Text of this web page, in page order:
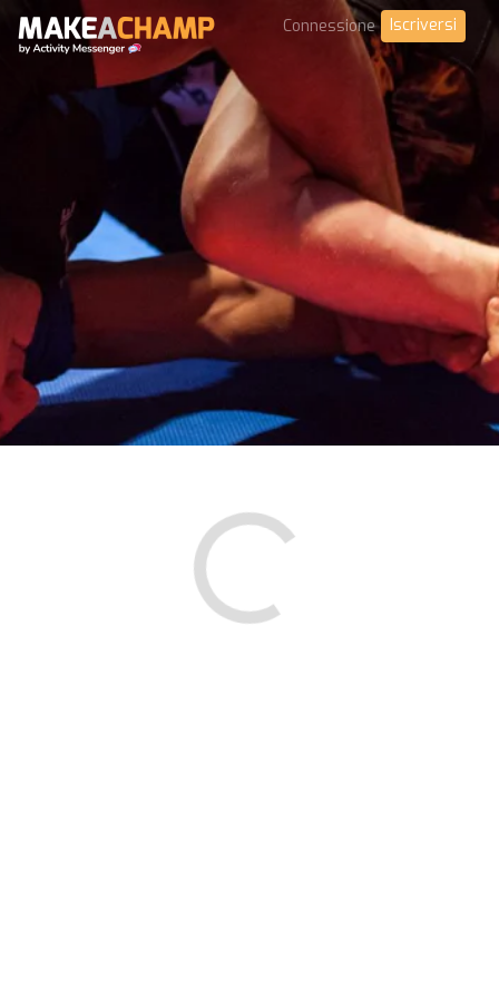
Connessione Iscriversi